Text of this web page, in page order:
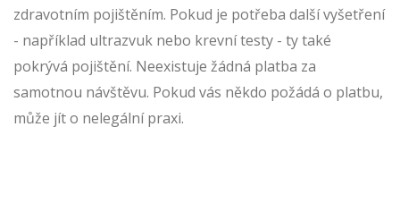
zdravotním pojištěním. Pokud je potřeba další vyšetření
- například ultrazvuk nebo krevní testy - ty také
pokrývá pojištění. Neexistuje žádná platba za
samotnou návštěvu. Pokud vás někdo požádá o platbu,
může jít o nelegální praxi.